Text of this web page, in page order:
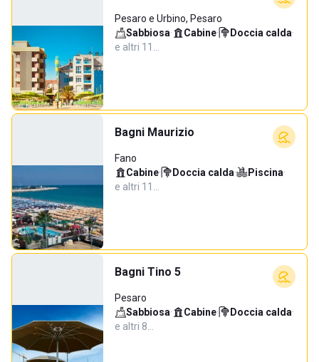
Pesaro e Urbino, Pesaro
Sabbiosa· Cabine· Doccia calda·
e altri 11…
Bagni Maurizio
Fano
Cabine· Doccia calda· Piscina·
e altri 11…
Bagni Tino 5
Pesaro
Sabbiosa· Cabine· Doccia calda·
e altri 8…